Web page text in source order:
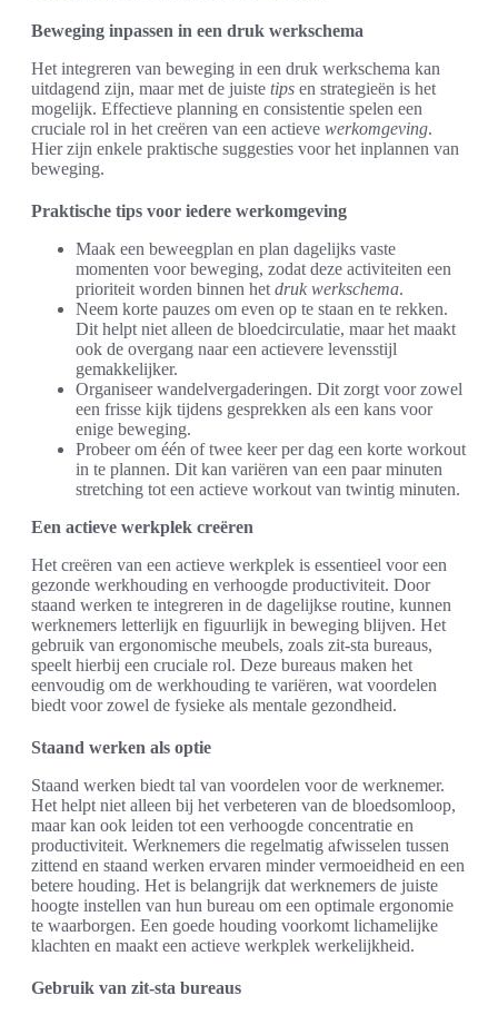
Beweging inpassen in een druk werkschema
Het integreren van beweging in een druk werkschema kan
uitdagend zijn, maar met de juiste tips en strategieën is het
mogelijk. Effectieve planning en consistentie spelen een
cruciale rol in het creëren van een actieve werkomgeving.
Hier zijn enkele praktische suggesties voor het inplannen van
beweging.
Praktische tips voor iedere werkomgeving
Maak een beweegplan en plan dagelijks vaste
momenten voor beweging, zodat deze activiteiten een
prioriteit worden binnen het druk werkschema.
Neem korte pauzes om even op te staan en te rekken.
Dit helpt niet alleen de bloedcirculatie, maar het maakt
ook de overgang naar een actievere levensstijl
gemakkelijker.
Organiseer wandelvergaderingen. Dit zorgt voor zowel
een frisse kijk tijdens gesprekken als een kans voor
enige beweging.
Probeer om één of twee keer per dag een korte workout
in te plannen. Dit kan variëren van een paar minuten
stretching tot een actieve workout van twintig minuten.
Een actieve werkplek creëren
Het creëren van een actieve werkplek is essentieel voor een
gezonde werkhouding en verhoogde productiviteit. Door
staand werken te integreren in de dagelijkse routine, kunnen
werknemers letterlijk en figuurlijk in beweging blijven. Het
gebruik van ergonomische meubels, zoals zit-sta bureaus,
speelt hierbij een cruciale rol. Deze bureaus maken het
eenvoudig om de werkhouding te variëren, wat voordelen
biedt voor zowel de fysieke als mentale gezondheid.
Staand werken als optie
Staand werken biedt tal van voordelen voor de werknemer.
Het helpt niet alleen bij het verbeteren van de bloedsomloop,
maar kan ook leiden tot een verhoogde concentratie en
productiviteit. Werknemers die regelmatig afwisselen tussen
zittend en staand werken ervaren minder vermoeidheid en een
betere houding. Het is belangrijk dat werknemers de juiste
hoogte instellen van hun bureau om een optimale ergonomie
te waarborgen. Een goede houding voorkomt lichamelijke
klachten en maakt een actieve werkplek werkelijkheid.
Gebruik van zit-sta bureaus